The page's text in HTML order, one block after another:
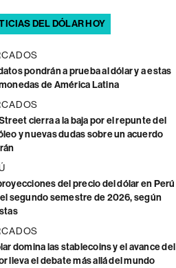
DEL DÓLAR HOY
pondrán a prueba al dólar y a estas
de América Latina
cierra a la baja por el repunte del
y nuevas dudas sobre un acuerdo
del precio del dólar en Perú
segundo semestre de 2026, según
domina las stablecoins y el avance del
lleva el debate más allá del mundo